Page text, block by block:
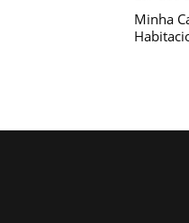
Minha